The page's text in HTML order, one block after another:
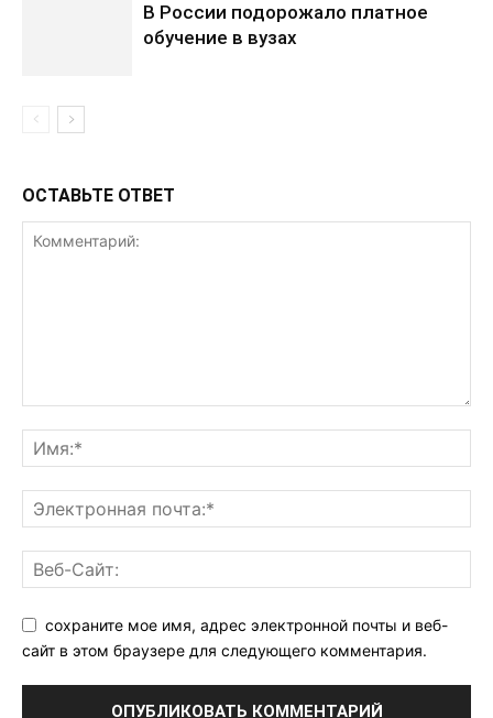
В России подорожало платное
обучение в вузах
ОСТАВЬТЕ ОТВЕТ
сохраните мое имя, адрес электронной почты и веб-
сайт в этом браузере для следующего комментария.